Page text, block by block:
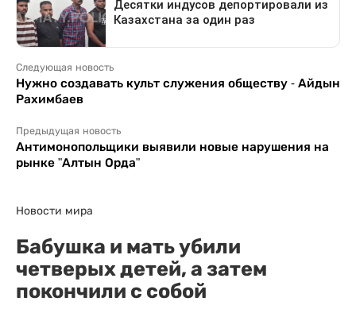
Следующая новость
Нужно создавать культ служения обществу - Айдын
Рахимбаев
Предыдущая новость
Антимонопольщики выявили новые нарушения на
рынке "Алтын Орда"
Новости мира
Бабушка и мать убили
четверых детей, а затем
покончили с собой